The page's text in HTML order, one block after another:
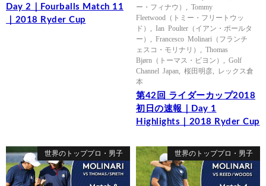
Day 2｜Fourballs Match 11
｜2018 Ryder Cup
ー・フィナウ）
Tommy
Fleetwood（トミー・フリートウッ
ド）
Ian Poulter（イアン・ポールタ
ー）
Francesco Molinari（フランチ
ェスコ・モリナリ）
Thomas
Bjørn（トーマス・ビヨン）
Golf
Channel Japan
桜田明彦
レックス倉
本
第42回 ライダーカップ2018
初日の速報｜Day 1
Highlights｜2018 Ryder Cup
世界のトッププロ・男子 世界のトッププロ・男子